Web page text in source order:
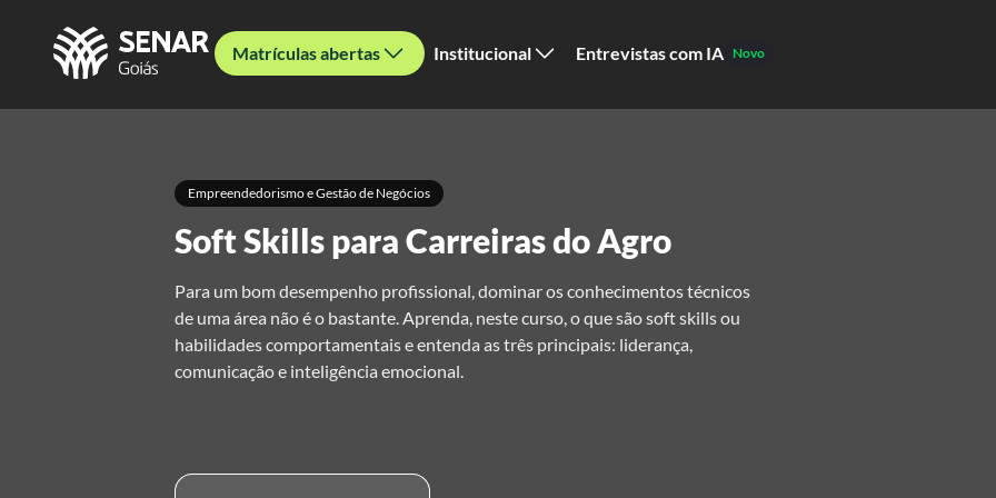
Matrículas abertas Institucional Entrevistas com IA Novo
Empreendedorismo e Gestão de Negócios
Soft Skills para Carreiras do Agro
Para um bom desempenho profissional, dominar os conhecimentos técnicos
de uma área não é o bastante. Aprenda, neste curso, o que são soft skills ou
habilidades comportamentais e entenda as três principais: liderança,
comunicação e inteligência emocional.